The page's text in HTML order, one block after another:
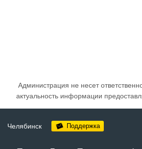
Администрация не несет
актуальность информации
Челябинск Поддержка